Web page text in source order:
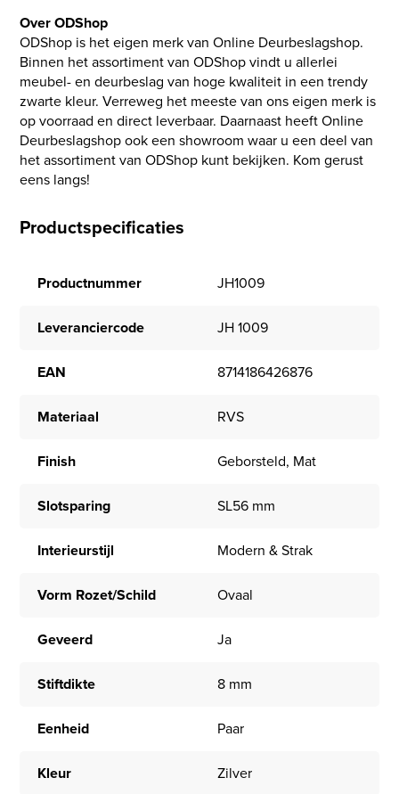
Over ODShop
ODShop is het eigen merk van Online Deurbeslagshop.
Binnen het assortiment van ODShop vindt u allerlei
meubel- en deurbeslag van hoge kwaliteit in een trendy
zwarte kleur. Verreweg het meeste van ons eigen merk is
op voorraad en direct leverbaar. Daarnaast heeft Online
Deurbeslagshop ook een showroom waar u een deel van
het assortiment van ODShop kunt bekijken. Kom gerust
eens langs!
Productspecificaties
Productnummer JH1009
Leveranciercode JH 1009
EAN 8714186426876
Materiaal RVS
Finish Geborsteld, Mat
Slotsparing SL56 mm
Interieurstijl Modern & Strak
Vorm Rozet/Schild Ovaal
Geveerd Ja
Stiftdikte 8 mm
Eenheid Paar
Kleur Zilver